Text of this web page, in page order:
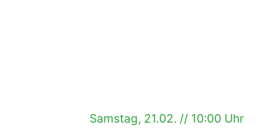
Samstag, 21.02. // 10:00 Uhr